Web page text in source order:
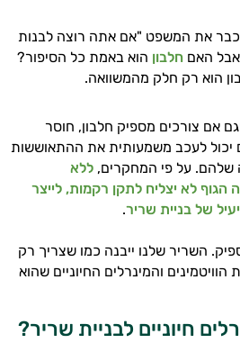
כבר את המשפט "אם אתה רוצה לבנות
אבל האם חלבון הוא באמת כל הסיפור?
הוא רק חלק מהמשוואה.
אם צורכים מספיק חלבון, חוסר
יכול לעכב משמעותית את ההתאוששות
שלהם. על פי המחקרים, ללא
הגוף לא יצליח לתקן רקמות, לייצר
של בניית שריר.
השריר שלנו ייבנה כמו שצריך רק
הוויטמינים והמינרלים החיוניים שהוא
חיוניים לבניית שריר?